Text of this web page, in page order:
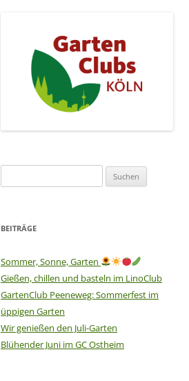
nach:
BEITRÄGE
Sommer, Sonne, Garten
Gießen, chillen und basteln im LinoClub
GartenClub Peeneweg: Sommerfest im
üppigen Garten
Wir genießen den Juli-Garten
Blühender Juni im GC Ostheim